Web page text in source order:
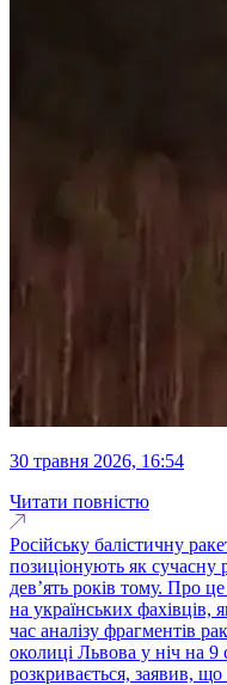
30 травня 2026, 16:54
Читати повністю
Російську балістичну
позиціонують як сучасну
дев’ять років тому. Про
на українських фахівців,
час аналізу фрагментів
околиці Львова у ніч на 9
розкривається, заявив, що